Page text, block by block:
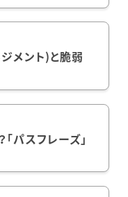
メント)と脆弱
パスフレーズ」